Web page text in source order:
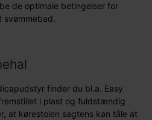
de optimale betingelser for
svømmebad.
finder du bl.a. Easy
i plast og fuldstændig
at kørestolen sagtens kan tåle at